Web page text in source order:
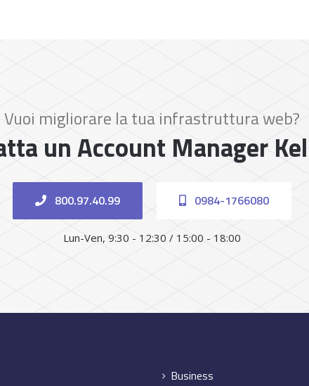
Vuoi migliorare la tua infrastruttura web?
un Account Manager
800.97.40.99 0984-1766080
Lun-Ven, 9:30 - 12:30 / 15:00 - 18:00
Business